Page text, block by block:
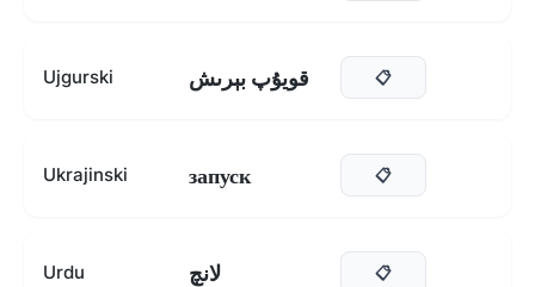
Ujgurski قويۇپ بېرىش 📋
Ukrajinski запуск 📋
Urdu لانچ 📋